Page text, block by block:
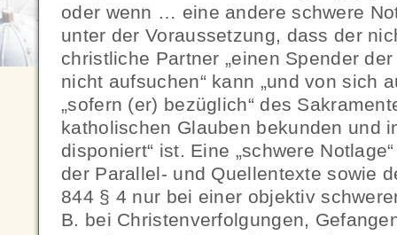
oder wenn … eine andere schwere
unter der Voraussetzung, dass der
christliche Partner „einen Spender
nicht aufsuchen“ kann „und von sich
„sofern (er) bezüglich“ des
katholischen Glauben bekunden und
disponiert“ ist. Eine „schwere
der Parallel- und Quellentexte sowie
844 § 4 nur bei einer objektiv
B. bei Christenverfolgungen,